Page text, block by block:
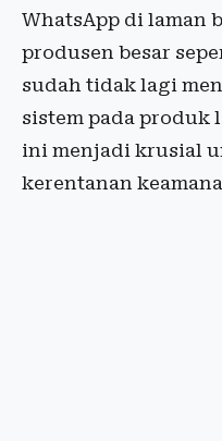
WhatsApp di laman
produsen besar
sudah tidak lagi
sistem pada produk
ini menjadi krusial
kerentanan